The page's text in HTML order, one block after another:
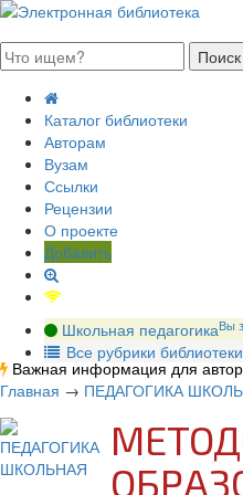
Каталог библиотеки
Авторам
Вузам
Ссылки
Рецензии
О проекте
Добавить
Школьная педагогикаВы
Все рубрики библиотеки
Важная информация для
Главная → ПЕДАГОГИКА